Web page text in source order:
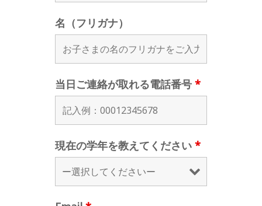
名（フリガナ）
当日ご連絡が取れる電話番号 *
現在の学年を教えてください *